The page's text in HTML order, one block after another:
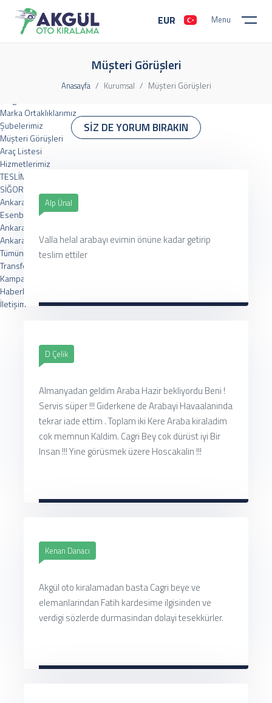
Menu
EUR
Sıkça Sorulan Sorular
Marka Ortaklıklarımız
Şubelerimiz
Müşteri Görüşleri
Araç Listesi
Hizmetlerimiz
TESLİM NOKTASI HİZMETİ
SİĞORTA HİZMETLERİ
Ankara Rent a Car
Esenboğa Araba Kiralama
Ankara Havalimanı Araba Kiralama
Ankara Havalimanı Araç kiralama
Tümünü Gör
Transfer
Kampanyalar
Haberler
İletişim
Merkez : Gayret, İpek Sitesi, Bankacılar Cd 12/4, 06170 Yenimahalle/Ankara Şube
0 (312) 334 31 00 - 0555 050 24 67
Müşteri Görüşleri
Anasayfa Kurumsal Müşteri Görüşleri
SİZ DE YORUM BIRAKIN
Alp Ünal
Valla helal arabayı evimin önüne kadar getirip
teslim ettiler
D Çelik
Almanyadan geldim Araba Hazir bekliyordu Beni !
Servis süper !!! Giderkene de Arabayi Havaalaninda
tekrar iade ettim . Toplam iki Kere Araba kiraladim
cok memnun Kaldim. Cagri Bey cok dürüst iyi Bir
Insan !!! Yine görüsmek üzere Hoscakalin !!!
Kenan Danacı
Akgül oto kiralamadan basta Cagri beye ve
elemanlarindan Fatih kardesime ilgisinden ve
verdigi sözlerde durmasindan dolayi tesekkürler.